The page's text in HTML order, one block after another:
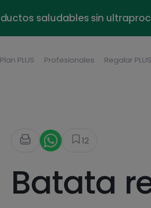
saludables sin
Plan PLUS Profesionales Regalar
12
Batata